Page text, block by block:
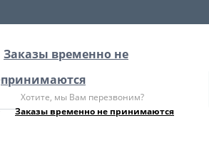
Заказы временно не
принимаются
Хотите, мы Вам перезвоним?
Заказы временно не принимаются